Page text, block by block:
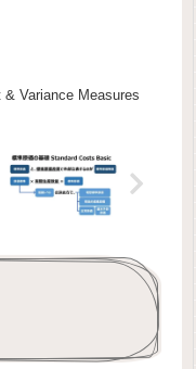
& Variance Measures